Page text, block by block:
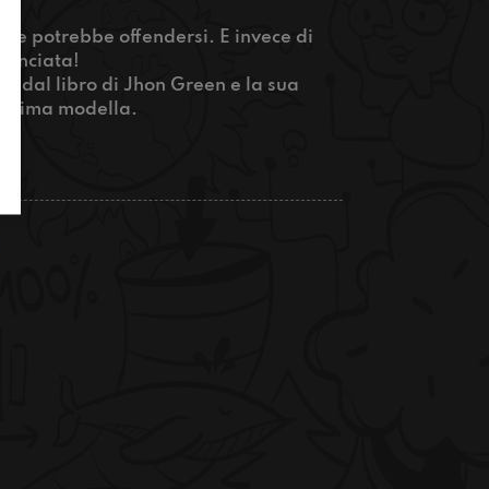
potrebbe offendersi. E invece di
dal libro di Jhon Green e la sua
modella.